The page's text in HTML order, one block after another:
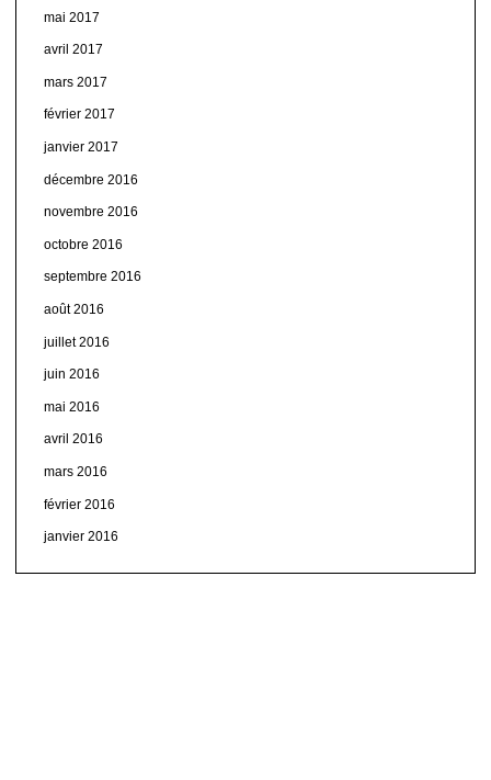
mai 2017
avril 2017
mars 2017
février 2017
janvier 2017
décembre 2016
novembre 2016
octobre 2016
septembre 2016
août 2016
juillet 2016
juin 2016
mai 2016
avril 2016
mars 2016
février 2016
janvier 2016